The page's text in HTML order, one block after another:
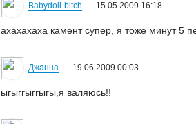
Babydoll-bitch 15.05.2009 16:18
ахахахаха камент супер, я тоже минут 5
Джанна 19.06.2009 00:03
ыгыггыггыгы,я валяюсь!!